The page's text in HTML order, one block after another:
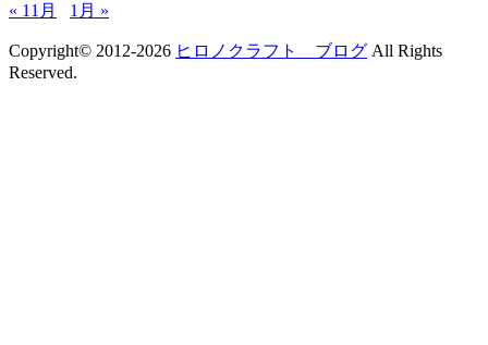
« 11月
1月 »
Copyright© 2012-2026 ヒロノクラフト ブログ All Rights
Reserved.